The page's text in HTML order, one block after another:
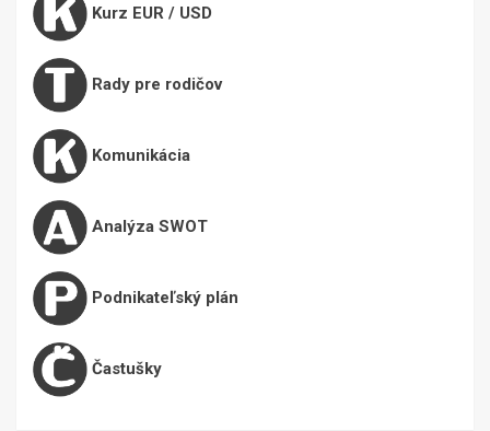
Kurz EUR / USD
Rady pre rodičov
Komunikácia
Analýza SWOT
Podnikateľský plán
Častušky